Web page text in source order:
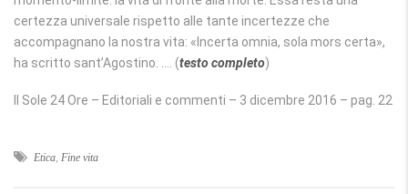
certezza universale rispetto alle tante incertezze che
accompagnano la nostra vita: «Incerta omnia, sola mors certa»,
ha scritto sant’Agostino. …. (testo completo)
Il Sole 24 Ore – Editoriali e commenti – 3 dicembre 2016 – pag. 22
Etica, Fine vita